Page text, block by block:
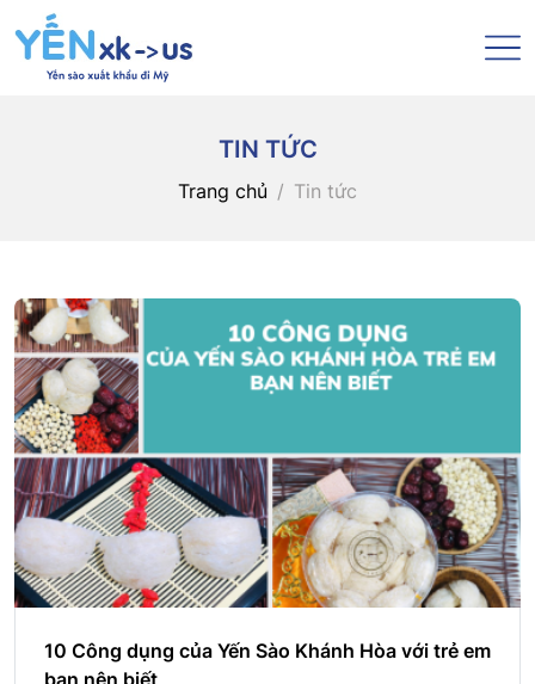
TIN TỨC
Trang chủ Tin tức
10 Công dụng của Yến Sào Khánh Hòa với trẻ em
bạn nên biết